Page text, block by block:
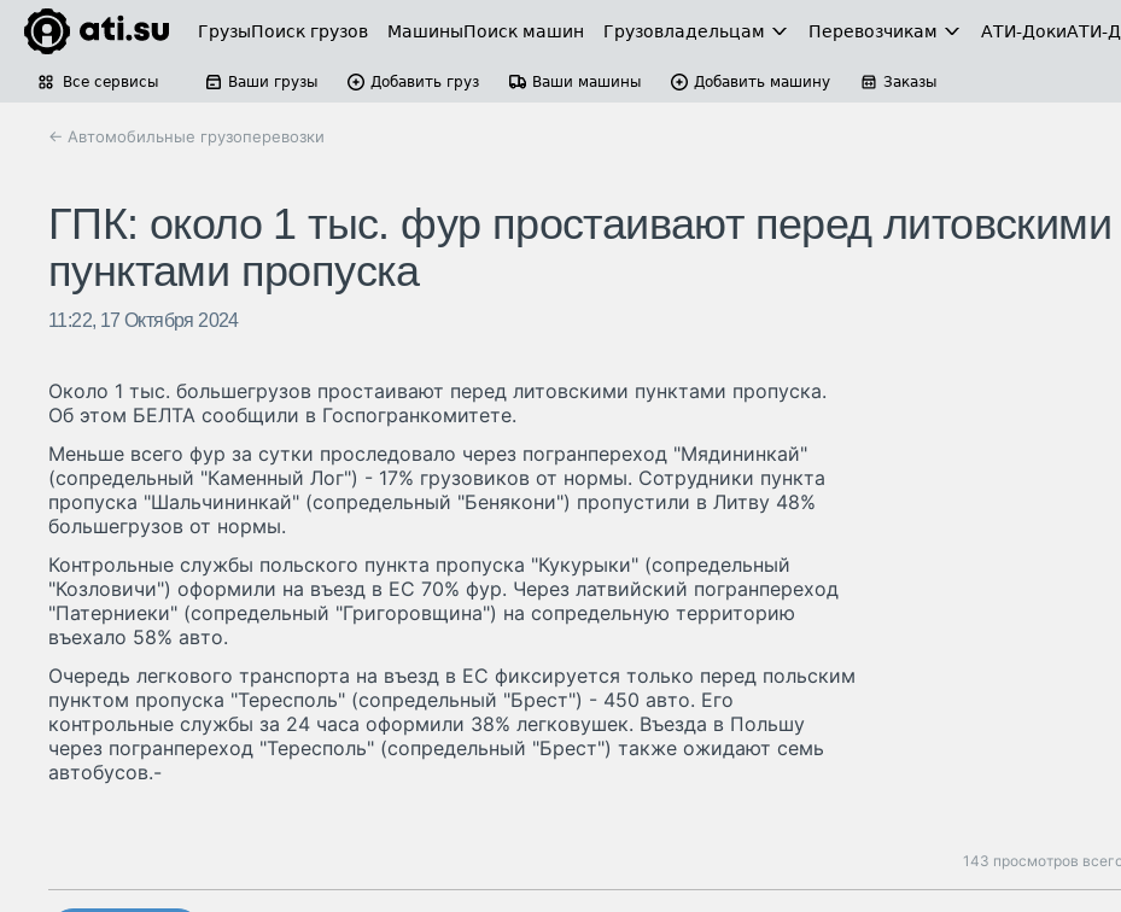
ГрузыПоиск грузов МашиныПоиск машин Грузовладельцам Перевозчикам АТИ-ДокиАТИ-
Все сервисы Ваши грузы Добавить груз Ваши машины Добавить машину Заказы
← Автомобильные грузоперевозки
ГПК: около 1 тыс. фур простаивают перед литовскими
пунктами пропуска
11:22, 17 Октября 2024
Около 1 тыс. большегрузов простаивают перед литовскими пунктами пропуска.
Об этом БЕЛТА сообщили в Госпогранкомитете.
Меньше всего фур за сутки проследовало через погранпереход "Мядининкай"
(сопредельный "Каменный Лог") - 17% грузовиков от нормы. Сотрудники пункта
пропуска "Шальчининкай" (сопредельный "Бенякони") пропустили в Литву 48%
большегрузов от нормы.
Контрольные службы польского пункта пропуска "Кукурыки" (сопредельный
"Козловичи") оформили на въезд в ЕС 70% фур. Через латвийский погранпереход
"Патерниеки" (сопредельный "Григоровщина") на сопредельную территорию
въехало 58% авто.
Очередь легкового транспорта на въезд в ЕС фиксируется только перед польским
пунктом пропуска "Тересполь" (сопредельный "Брест") - 450 авто. Его
контрольные службы за 24 часа оформили 38% легковушек. Въезда в Польшу
через погранпереход "Тересполь" (сопредельный "Брест") также ожидают семь
автобусов.-
143 просмотров